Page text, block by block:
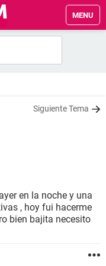
MENU
Siguiente Tema
en la noche y una
, hoy fui hacerme
bien bajita necesito